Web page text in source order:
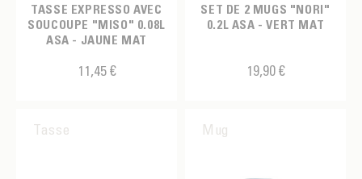
TASSE EXPRESSO AVEC
SOUCOUPE "MISO" 0.08L
ASA - JAUNE MAT
11,45 €
SET DE 2 MUGS "NORI"
0.2L ASA - VERT MAT
19,90 €
Tasse Mug